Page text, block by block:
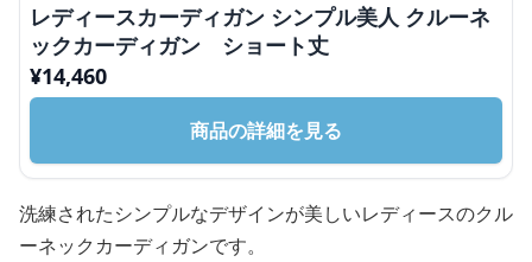
レディースカーディガン シンプル美人 クルーネ
ックカーディガン ショート丈
¥14,460
商品の詳細を見る
洗練されたシンプルなデザインが美しいレディースのクル
ーネックカーディガンです。